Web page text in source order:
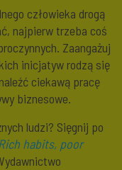
człowieka drogą
najpierw trzeba coś
Zaangażuj
inicjatyw rodzą się
ciekawą pracę
biznesowe.
ludzi? Sięgnij po
Rich habits, poor